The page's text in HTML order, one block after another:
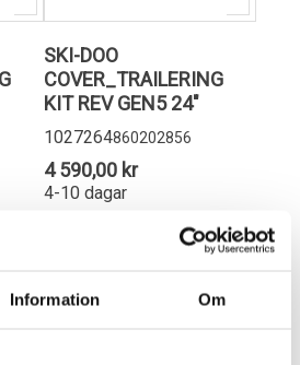
Information Om
SKI-DOO
COVER_TRAILERING
KIT REV GEN5 24"
1027264860202856
4 590,00 kr
4-10 dagar
Lägg i varukorg